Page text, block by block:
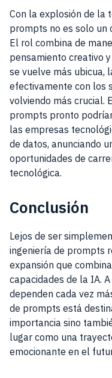
Con la explosión de la
prompts no es solo un
El rol combina de
pensamiento creativo
se vuelve más ubicua,
efectivamente con los
volviendo más crucial.
prompts pronto
las empresas
de datos, anunciando
oportunidades de
tecnológica.
Conclusión
Lejos de ser
ingeniería de prompts
expansión que
capacidades de la IA.
dependen cada vez
de prompts está
importancia sino
lugar como una
emocionante en el